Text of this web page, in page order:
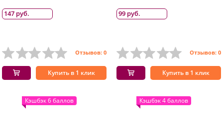
147 руб.
Отзывов: 0
Купить в 1 клик
99 руб.
Отзывов: 0
Купить в 1 клик
Кэшбэк 6 баллов Кэшбэк 4 баллов